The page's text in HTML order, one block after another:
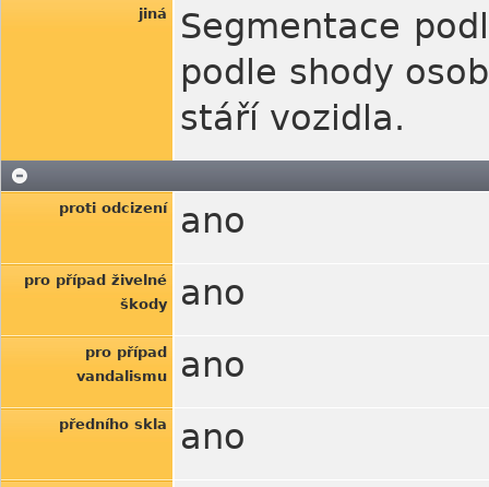
jiná
Segmentace
podle shody
stáří vozidla.
proti odcizení ano
pro případ živelné
škody
ano
pro případ
vandalismu
ano
předního skla ano